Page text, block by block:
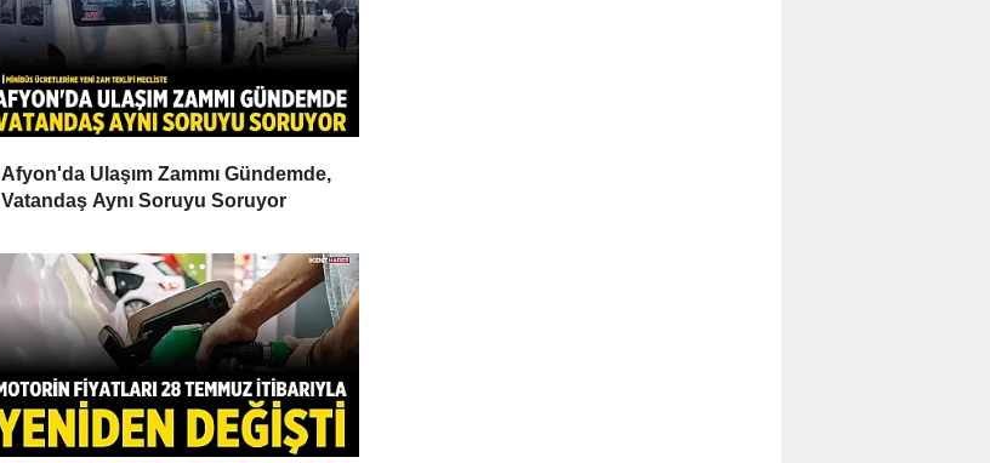
Afyon'da Ulaşım Zammı Gündemde,
Vatandaş Aynı Soruyu Soruyor